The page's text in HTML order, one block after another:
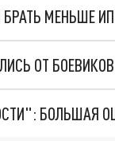
МЕНЬШЕ
ОТ